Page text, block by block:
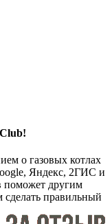
о газовых котлах
Яндекс, 2ГИС и
поможет другим
правильный